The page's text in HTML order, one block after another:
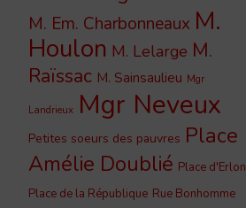
M. Em. Charbonneaux M.
Houlon M. Lelarge M.
Raïssac M. Sainsaulieu Mgr
Landrieux Mgr Neveux
Petites soeurs des pauvres Place
Amélie Doublié Place d'Erlon
Place de la République Rue Bonhomme